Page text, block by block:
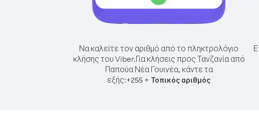
Να καλείτε τον αριθμό από το πληκτρολόγιο
κλήσης του Viber.Για κλήσεις προς Τανζανία από
Παπούα Νέα Γουινέα, κάντε τα
εξής:+255 + Τοπικός αριθμός